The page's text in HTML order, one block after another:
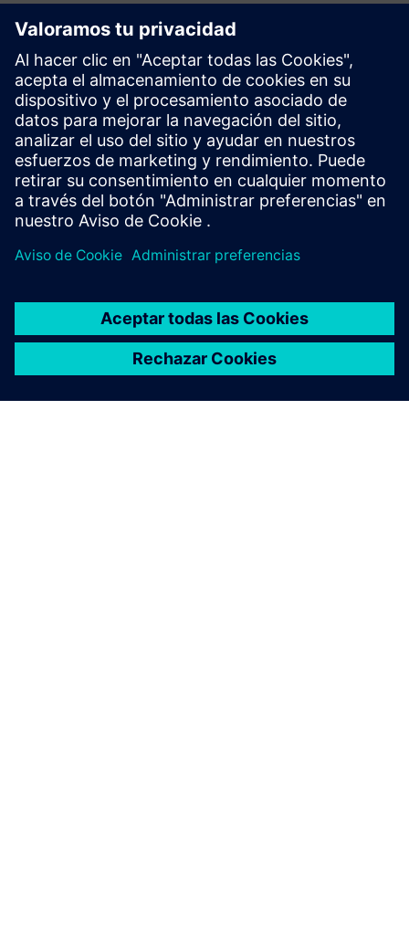
Información y recursos adicionales
Ficha técnica: Abeeway - Compact Tracker
Empezar con Abeeway: Desplegar sus rastreadores
Sitio web: Abeeway - Compact Tracker
Requisitos previos
Se necesita la infraestructura de Lorawan